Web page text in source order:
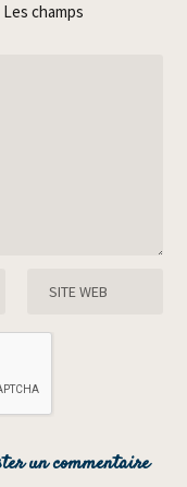
Les champs